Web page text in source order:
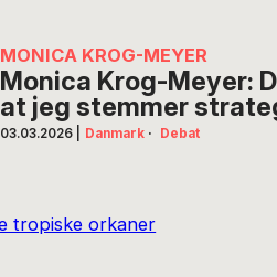
MONICA KROG-MEYER
Monica Krog-Meyer:
at jeg stemmer
03.03.2026 Danmark · Debat